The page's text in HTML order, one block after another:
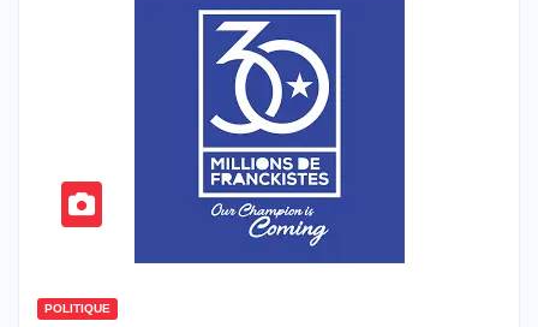
POLITIQUE